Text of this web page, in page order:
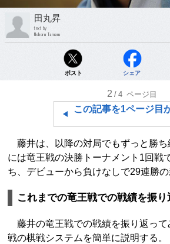
田丸昇
text by
Noboru Tamaru
ポスト シェア
2 /4 ページ目
この記事を1ページ目
藤井は、以降の対局でもずっと勝ち
には竜王戦の決勝トーナメント1回戦
ち、デビューから負けなしで29連勝の
これまでの竜王戦での戦績を振り
藤井の竜王戦での戦績を振り返って
戦の棋戦システムを簡単に説明する。